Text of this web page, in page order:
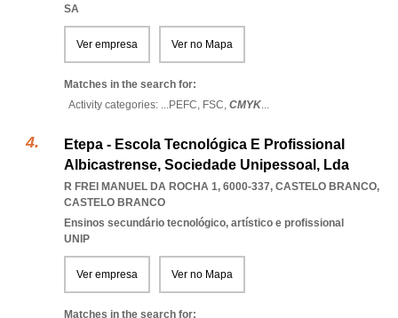
SA
Ver empresa Ver no Mapa
Matches in the search for:
Activity categories: ...PEFC, FSC, CMYK...
Etepa - Escola Tecnológica E Profissional
Albicastrense, Sociedade Unipessoal, Lda
R FREI MANUEL DA ROCHA 1, 6000-337, CASTELO BRANCO,
CASTELO BRANCO
Ensinos secundário tecnológico, artístico e profissional
UNIP
Ver empresa Ver no Mapa
Matches in the search for: